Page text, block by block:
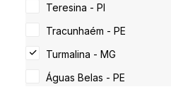
Teresina - PI
Tracunhaém - PE
Turmalina - MG
Águas Belas - PE